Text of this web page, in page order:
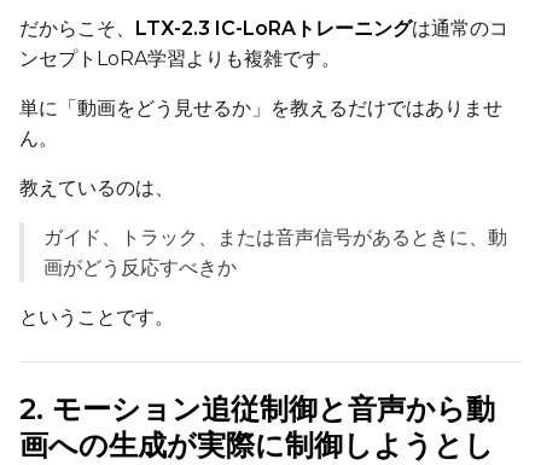
Toggle Cache Text
Cache Text
ToggleDifferential
Differential Output
ToggleContrastive
Contrastive Guidance
ADVANCED
だからこそ、 LTX-2.3 IC-LoRAトレーニングは通常のコ
ンセプトLoRA学習よりも複雑です。
単に「動画をどう見せるか」を教えるだけではありませ
ん。
教えているのは、
ガイド、トラック、または音声信号があるときに、動
画がどう反応すべきか
ということです。
2. モーション追従制御と音声から動
画への生成が実際に制御しようとし